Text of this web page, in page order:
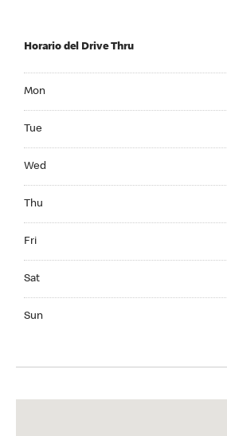
Horario del Drive Thru
Mon
Tue
Wed
Thu
Fri
Sat
Sun